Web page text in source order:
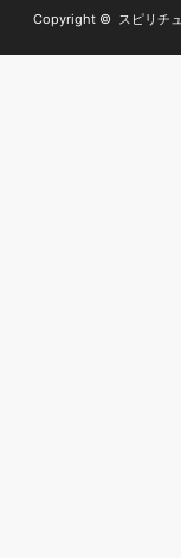
Copyright © スピリチ